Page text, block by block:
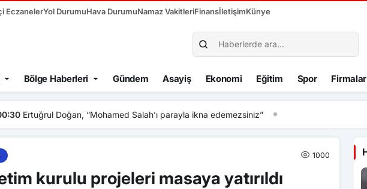
EczanelerYol DurumuHava DurumuNamaz VakitleriFinansİletişimKünye
Bölge Haberleri Gündem Asayiş Ekonomi Eğitim Spor Firmalar
Ertuğrul Doğan, “Mohamed Salah’ı parayla ikna edemezsiniz”
1000
kurulu projeleri masaya yatırıldı